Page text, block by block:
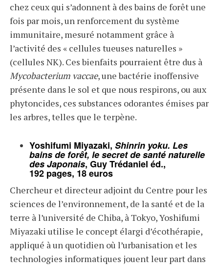
chez ceux qui s’adonnent à des bains de forêt une
fois par mois, un renforcement du système
immunitaire, mesuré notamment grâce à
l’activité des « cellules tueuses naturelles »
(cellules NK). Ces bienfaits pourraient être dus à
Mycobacterium vaccae, une bactérie inoffensive
présente dans le sol et que nous respirons, ou aux
phytoncides, ces substances odorantes émises par
les arbres, telles que le terpène.
Yoshifumi Miyazaki, Shinrin yoku. Les
bains de forêt, le secret de santé naturelle
des Japonais, Guy Trédaniel éd.,
192 pages, 18 euros
Chercheur et directeur adjoint du Centre pour les
sciences de l’environnement, de la santé et de la
terre à l’université de Chiba, à Tokyo, Yoshifumi
Miyazaki utilise le concept élargi d’écothérapie,
appliqué à un quotidien où l’urbanisation et les
technologies informatiques jouent leur part dans